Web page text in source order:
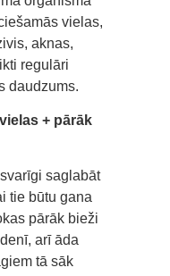
vielas,
aknas,
regulāri
daudzums.
+ pārāk
saglabāt
tie būtu gana
pārāk bieži
arī āda
tā sāk